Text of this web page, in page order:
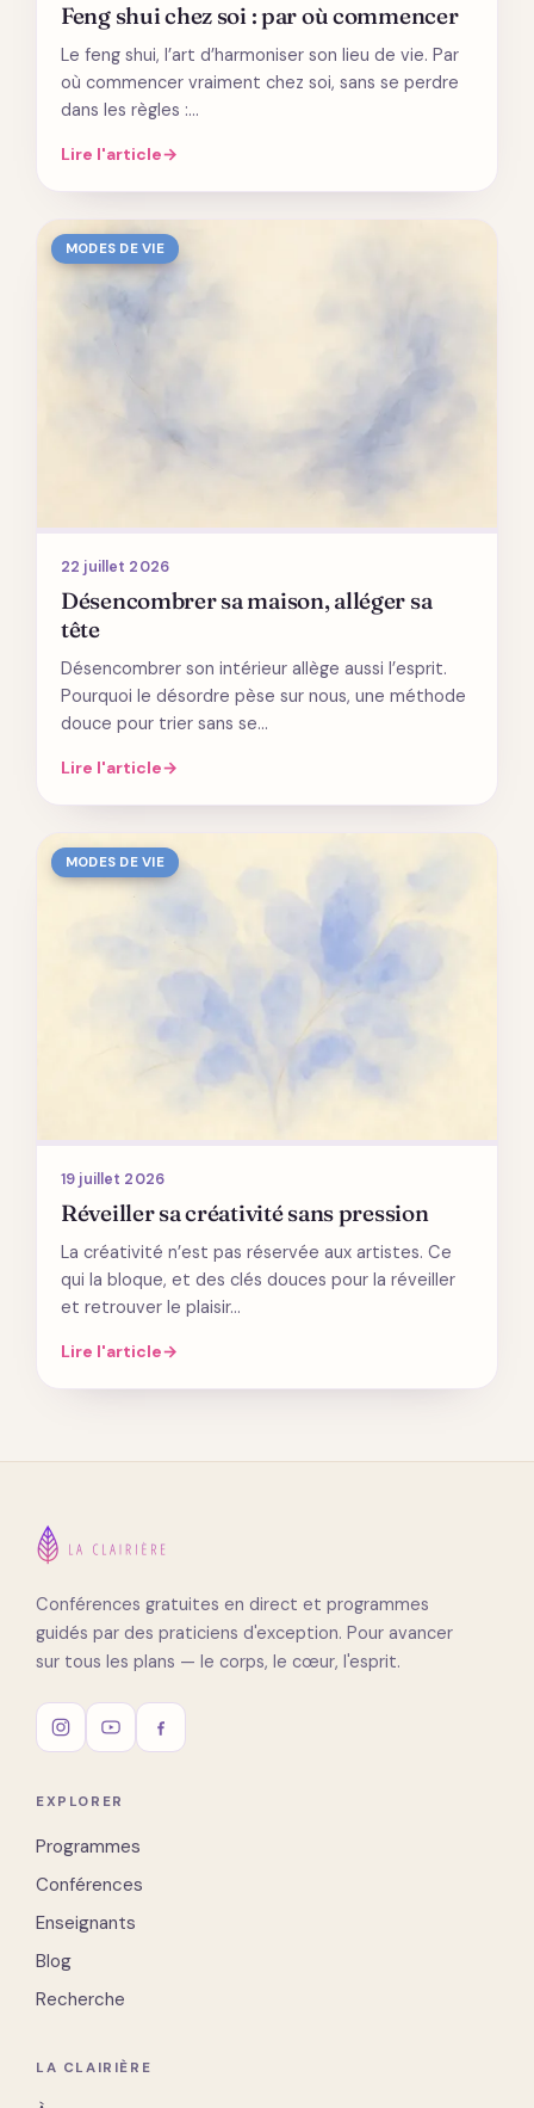
Feng shui chez soi : par où commencer
Le feng shui, l’art d’harmoniser son lieu de vie. Par
où commencer vraiment chez soi, sans se perdre
dans les règles :…
Lire l'article→
MODES DE VIE
22 juillet 2026
Désencombrer sa maison, alléger sa
tête
Désencombrer son intérieur allège aussi l’esprit.
Pourquoi le désordre pèse sur nous, une méthode
douce pour trier sans se…
Lire l'article→
MODES DE VIE
19 juillet 2026
Réveiller sa créativité sans pression
La créativité n’est pas réservée aux artistes. Ce
qui la bloque, et des clés douces pour la réveiller
et retrouver le plaisir…
Lire l'article→
Conférences gratuites en direct et programmes
guidés par des praticiens d'exception. Pour avancer
sur tous les plans — le corps, le cœur, l'esprit.
EXPLORER
Programmes
Conférences
Enseignants
Blog
Recherche
LA CLAIRIÈRE